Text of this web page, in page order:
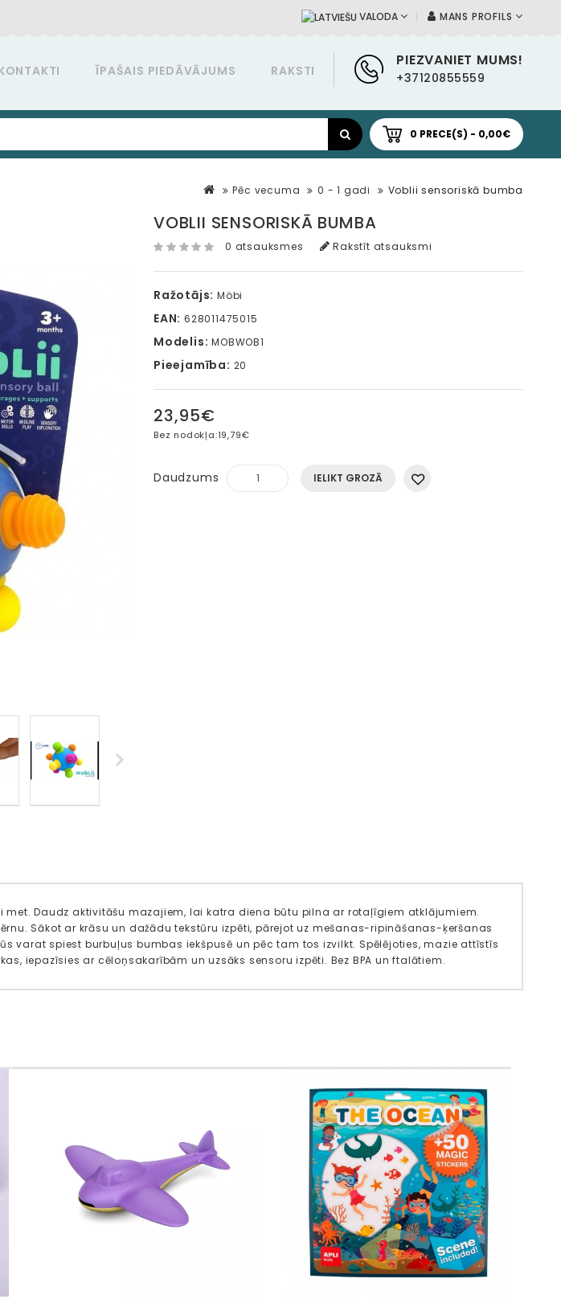
MANS PROFILS
VALODA
PIEZVANIET MUMS!
+37120855559
ĪPAŠAIS PIEDĀVĀJUMS RAKSTI
0 PRECE(S) - 0,00€
Pēc vecuma 0 - 1 gadi Voblii sensoriskā bumba
VOBLII SENSORISKĀ BUMBA
0 atsauksmes Rakstīt atsauksmi
Ražotājs: Möbi
EAN: 628011475015
Modelis: MOBWOB1
Pieejamība: 20
23,95€
Bez nodokļa:19,79€
Daudzums IELIKT GROZĀ
met. Daudz aktivitāšu mazajiem, lai katra diena būtu pilna ar rotaļīgiem atklājumiem.
Sākot ar krāsu un dažādu tekstūru izpēti, pārejot uz mešanas-ripināšanas-ķeršanas
varat spiest burbuļus bumbas iekšpusē un pēc tam tos izvilkt. Spēlējoties, mazie attīstīs
iepazīsies ar cēloņsakarībām un uzsāks sensoru izpēti. Bez BPA un ftalātiem.